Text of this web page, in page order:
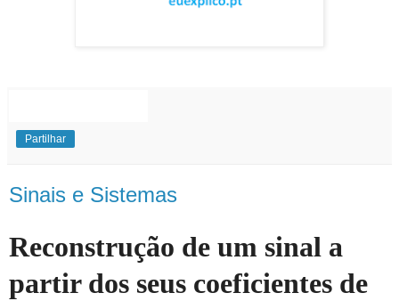
Partilhar
Sinais e Sistemas
Reconstrução de um sinal a
partir dos seus coeficientes de